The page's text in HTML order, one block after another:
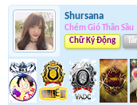
Shursana
Chém Gió Thần Sầu
Chữ Ký Động